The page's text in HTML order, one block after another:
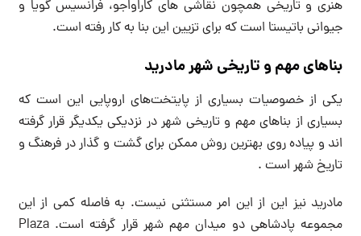
هنری و تاریخی همچون نقاشی های کاراواجو، فرانسیس گویا و
جیوانی باتیستا است که برای تزیین این بنا به کار رفته است.
بناهای مهم و تاریخی شهر مادرید
یکی از خصوصیات بسیاری از پایتخت‌های اروپایی این است که
بسیاری از بناهای مهم و تاریخی شهر در نزدیکی یکدیگر قرار گرفته
اند و پیاده روی بهترین روش ممکن برای گشت و گذار در فرهنگ و
تاریخ شهر است .
مادرید نیز این از این امر مستثنی نیست. به فاصله کمی از این
مجموعه پادشاهی دو میدان مهم شهر قرار گرفته است. Plaza